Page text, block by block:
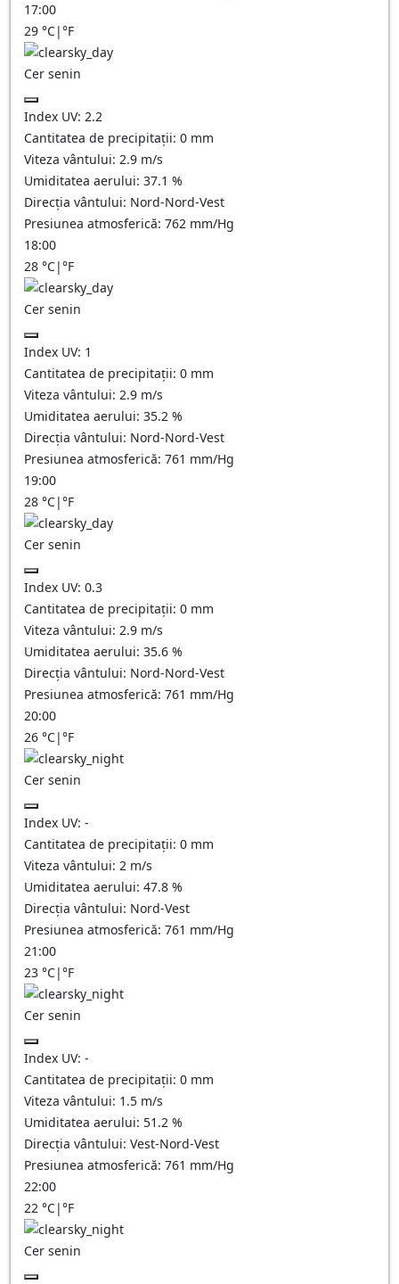
17:00
29 °C|°F
Cer senin
Index UV: 2.2
Cantitatea de precipitații: 0 mm
Viteza vântului: 2.9 m/s
Umiditatea aerului: 37.1 %
Direcția vântului: Nord-Nord-Vest
Presiunea atmosferică: 762 mm/Hg
18:00
28 °C|°F
Cer senin
Index UV: 1
Cantitatea de precipitații: 0 mm
Viteza vântului: 2.9 m/s
Umiditatea aerului: 35.2 %
Direcția vântului: Nord-Nord-Vest
Presiunea atmosferică: 761 mm/Hg
19:00
28 °C|°F
Cer senin
Index UV: 0.3
Cantitatea de precipitații: 0 mm
Viteza vântului: 2.9 m/s
Umiditatea aerului: 35.6 %
Direcția vântului: Nord-Nord-Vest
Presiunea atmosferică: 761 mm/Hg
20:00
26 °C|°F
Cer senin
Index UV: -
Cantitatea de precipitații: 0 mm
Viteza vântului: 2 m/s
Umiditatea aerului: 47.8 %
Direcția vântului: Nord-Vest
Presiunea atmosferică: 761 mm/Hg
21:00
23 °C|°F
Cer senin
Index UV: -
Cantitatea de precipitații: 0 mm
Viteza vântului: 1.5 m/s
Umiditatea aerului: 51.2 %
Direcția vântului: Vest-Nord-Vest
Presiunea atmosferică: 761 mm/Hg
22:00
22 °C|°F
Cer senin